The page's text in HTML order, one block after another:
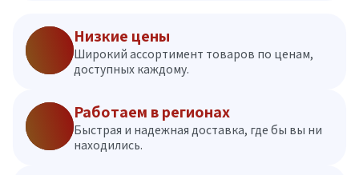
Низкие цены
Широкий ассортимент товаров по ценам,
доступных каждому.
Работаем в регионах
Быстрая и надежная доставка, где бы вы ни
находились.